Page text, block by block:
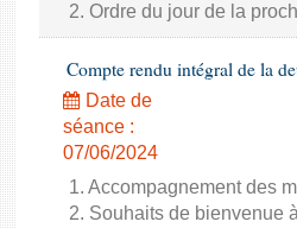
Budget et sécurité sociale
Questions écrites et orales
Comptes rendus des débats
2. Ordre du jour de la
Compte rendu intégral de la
Date de
séance :
07/06/2024
1. Accompagnement des
2. Souhaits de bienvenue